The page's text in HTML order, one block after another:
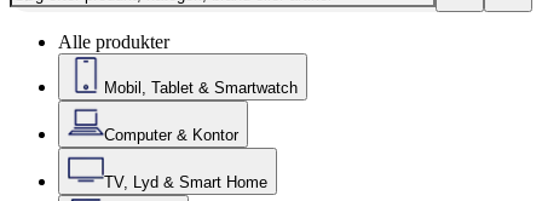
Alle produkter
Mobil, Tablet & Smartwatch
Computer & Kontor
TV, Lyd & Smart Home